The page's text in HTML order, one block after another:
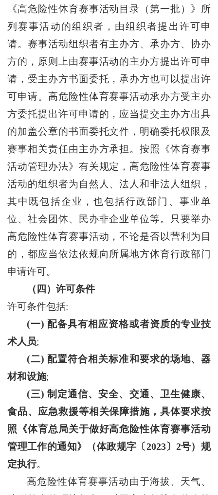
《高危险性体育赛事活动目录（第一批）》所
列赛事活动的组织者，由组织者提出许可申
请。赛事活动组织者有主办方、承办方、协办
方的，原则上由赛事活动的主办方提出许可申
请，受主办方书面委托，承办方也可以提出许
可申请。高危险性体育赛事活动承办方受主办
方委托提出许可申请的，应当提交主办方出具
的加盖公章的书面委托文件，明确委托权限及
赛事相关责任由主办方承担。按照《体育赛事
活动管理办法》有关规定，高危险性体育赛事
活动的组织者为自然人、法人和非法人组织，
其中既包括企业，也包括行政部门、事业单
位、社会团体、民办非企业单位等。只要举办
高危险性体育赛事活动，不论是否以营利为目
的，都应当依法依规向所属地方体育行政部门
申请许可。
（四）许可条件
许可条件包括:
(一) 配备具有相应资格或者资质的专业技
术人员;
(二) 配置符合相关标准和要求的场地、器
材和设施;
(三) 制定通信、安全、交通、卫生健康、
食品、应急救援等相关保障措施，具体要求按
照《体育总局关于做好高危险性体育赛事活动
管理工作的通知》（体政规字〔2023〕2号）规
定执行。
高危险性体育赛事活动由于海拔、天气、